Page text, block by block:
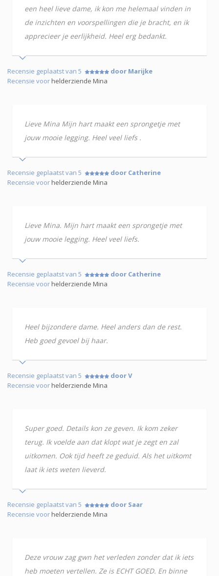
een heel lieve dame, ik kon me helemaal vinden in
de inzichten en voorspellingen die je bracht, en ik
apprecieer je eerlijkheid. Heel erg bedankt.
Recensie geplaatst van 5
door Marijke
Recensie voorhelderziende Mina
Lieve Mina Mijn hart maakt een sprongetje met
jouw mooie legging. Heel veel liefs .
Recensie geplaatst van 5
door Catherine
Recensie voorhelderziende Mina
Lieve Mina. Mijn hart maakt een sprongetje met
jouw mooie legging. Heel veel liefs.
Recensie geplaatst van 5
door Catherine
Recensie voorhelderziende Mina
Heel bijzondere dame. Heel anders dan de rest.
Heb goed gevoel bij haar.
Recensie geplaatst van 5
door V
Recensie voorhelderziende Mina
Super goed. Details kon ze geven. Ik kom zeker
terug. Ik voelde aan dat klopt wat je zegt en zal
uitkomen. Ook tijd heeft ze geduid. Als het uitkomt
laat ik iets weten lieverd.
Recensie geplaatst van 5
door Saar
Recensie voorhelderziende Mina
Deze vrouw zag gwn het verleden zonder dat ik iets
heb moeten vertellen. Ze is ECHT GOED. En binne